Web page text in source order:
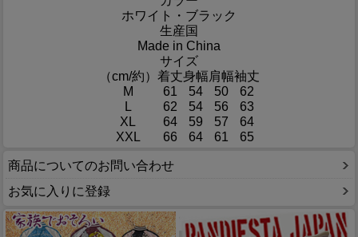
ホワイト・ブラック
生産国
Made in China
サイズ
（cm/約） 着丈身幅肩幅袖丈
M
61 54 50
62
L
62 54 56
63
XL
64 59 57
64
XXL
66 64 61 65
商品についてのお問い合わせ
お気に入りに登録